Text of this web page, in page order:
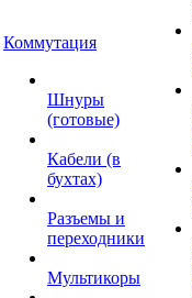
Коммутация
Шнуры
(готовые)
Кабели (в
бухтах)
Разъемы и
переходники
Мультикоры